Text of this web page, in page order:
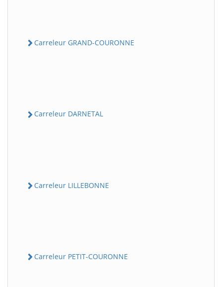
Carreleur GRAND-COURONNE
Carreleur DARNETAL
Carreleur LILLEBONNE
Carreleur PETIT-COURONNE